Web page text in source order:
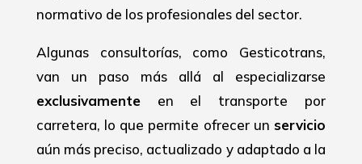
normativo de los profesionales del sector.
Algunas consultorías, como Gesticotrans,
van un paso más allá al especializarse
exclusivamenteen el transporte por
carretera, lo que permite ofrecer unservicio
aún más preciso, actualizado y adaptado a la